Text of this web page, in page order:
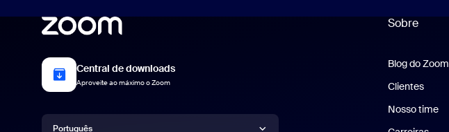
Central de downloads
Aproveite ao máximo o Zoom
Idioma
Português
Sobre
Blog do Zoom
Clientes
Nosso time